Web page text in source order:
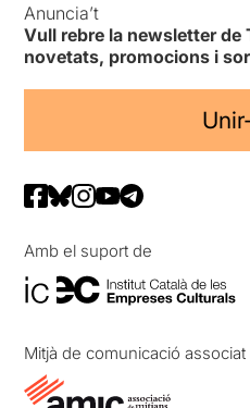
Anuncia’t
Vull rebre la newsletter de
novetats, promocions i
Amb el suport de
Mitjà de comunicació associat